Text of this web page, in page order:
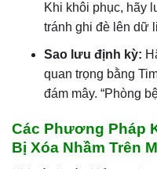
Khi khôi phục, hãy
tránh ghi đè lên dữ
Sao lưu định kỳ:
quan trọng bằng
đám mây. “Phòng
Các Phương Pháp
Bị Xóa Nhầm Trên